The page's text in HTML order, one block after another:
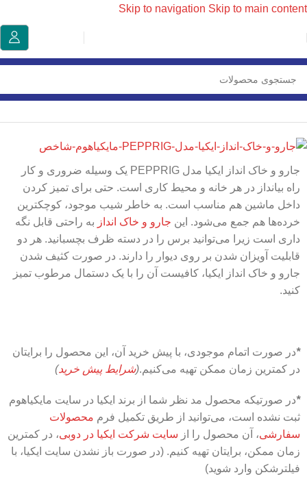
Skip to navigation Skip to main content
خانه/نظافت خانه (لاندری) ایکیا/لوازم نظافت
جارو و خاک انداز ایکیا مدل PEPPRIG یک وسیله ضروری و کار
راه بیانداز در هر خانه و محیط کاری است. حتی برای تمیز کردن
داخل ماشین هم مناسب است. به خاطر شیب موجود، کوچکترین
خرده‌ها هم جمع می‌شود. این جارو و خاک انداز به راحتی قابل نگه
داری است زیرا می‌توانید برس را در دسته ظرف بچسبانید. هر دو
قابلیت آویزان شدن بر روی دیوار را دارند. در صورت کثیف شدن
جارو و خاک انداز ایکیا، کافیست آن را با یک دستمال مرطوب تمیز
کنید.
*در صورت اتمام موجودی، با پیش خرید آن، این محصول را برایتان
در کمترین زمان ممکن تهیه می‌کنیم.(شرایط پیش خرید)
*در صورتیکه محصول مد نظر شما از برند ایکیا در سایت مایکیاهوم
ثبت نشده است، می‌توانید از طریق تکمیل فرم محصولات
سفارشی، آن محصول را از سایت شرکت ایکیا در دوبی، در کمترین
زمان ممکن، برایتان تهیه کنیم. (در صورت باز نشدن سایت ایکیا، با
فیلترشکن وارد شوید)